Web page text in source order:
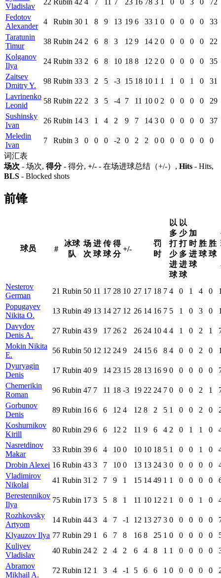
Vladislav
22 Rubin 42 4 7 11 7 23 16 78 3 1 0 0 3 0
72
Fedotov
Alexander
4 Rubin 30 1 8 9 13 19 6 33 1 0 0 0 0 0
33
Taratunin
Timur
38 Rubin 24 2 6 8 3 12 9 14 2 0 0 0 0 0
22
Kolganov
Ilya
24 Rubin 33 2 6 8 10 18 8 12 2 0 0 0 0 0
35
Zaitsev
Dmitry Y.
98 Rubin 33 3 2 5 -3 15 18 10 1 1 1 0 1 0
31
Lavrinenko
Leonid
58 Rubin 22 2 3 5 -4 7 11 10 0 2 0 0 0 0
29
Sushinsky
Ivan
26 Rubin 14 3 1 4 2 9 7 14 3 0 0 0 0 0
37
Meledin
Ivan
7 Rubin 3 0 0 0 -2 0 2 2 0 0 0 0 0 0
0
词汇表
场次 - 场次, 得分- 得分, +/- - 在场进球总结（+/-）, Hits - Hits,
BLS - Blocked shots
前锋
球员 #
冰球
队
场
次
进
球
传
球
得
分
+/-
罚
时
以
多
打
少
进
球
以
少
打
多
进
球
加
时
进
球
胜
球
胜
球
Nesterov
German
21 Rubin 50 11 17 28 10 27 17 18 7 4 0 1 4 0
Popugayev
Nikita O.
13 Rubin 49 13 14 27 12 26 14 16 7 5 1 0 3 0
Davydov
Denis A.
27 Rubin 43 9 17 26 2 26 24 10 4 4 1 0 2 1
Mokin Nikita
E.
56 Rubin 50 12 12 24 9 24 15 6 8 4 0 0 2 0
Dyuryagin
Denis
17 Rubin 40 9 14 23 15 28 13 16 9 0 0 0 0 0
Chemerikin
Roman
96 Rubin 47 7 11 18 -3 19 22 24 7 0 0 0 2 1
Gorbunov
Denis
89 Rubin 16 6 6 12 4 12 8 2 5 1 0 0 2 0
Koshurnikov
Kirill
80 Rubin 29 6 6 12 2 11 9 6 4 2 0 1 1 0
Nasretdinov
Makar
33 Rubin 39 6 4 10 0 10 10 18 5 1 0 0 1 0
Drobin Alexei 16 Rubin 43 3 7 10 0 13 13 24 3 0 0 0 0 0
Vladimirov
Nikolai
41 Rubin 31 2 7 9 1 15 14 49 1 1 0 0 0 0
Berestennikov
Ilya
75 Rubin 17 3 5 8 1 11 10 12 2 1 0 0 1 0
Rozhkovsky
Artyom
14 Rubin 44 3 4 7 -1 12 13 27 3 0 0 0 0 0
Klyauzov Ilya 77 Rubin 29 1 6 7 8 16 8 25 1 0 0 0 0 0
Kuliyev
Vladislav
40 Rubin 24 2 2 4 2 6 4 8 1 1 0 0 0 0
Abramov
Mikhail A.
72 Rubin 12 1 3 4 -1 5 6 6 1 0 0 0 0 0